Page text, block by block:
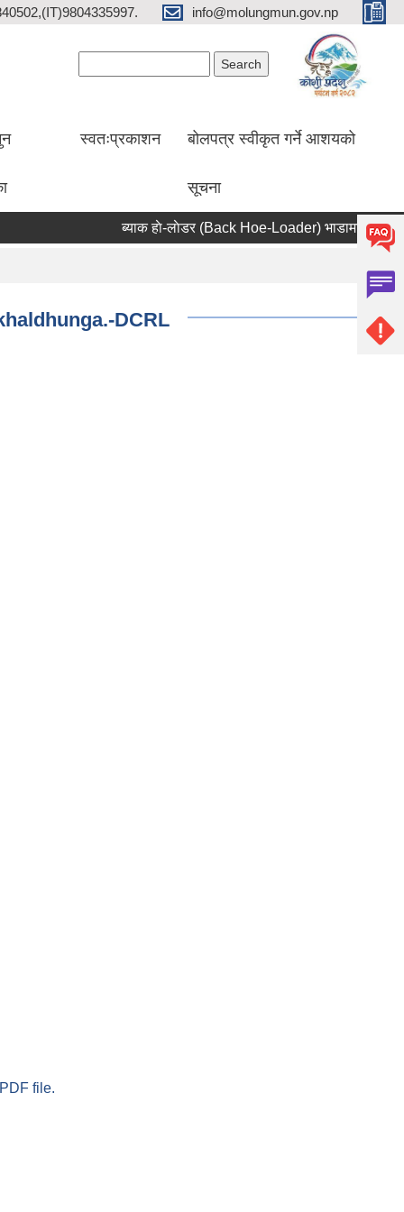
info@molungmun.gov.np
स्वतःप्रकाशन बोलपत्र स्वीकृत गर्ने आशयको
सूचना
ब्याक हाे-लाेडर (Back Hoe-Loader) भाडामा लिने सम्बन्धी
DCRL
file.